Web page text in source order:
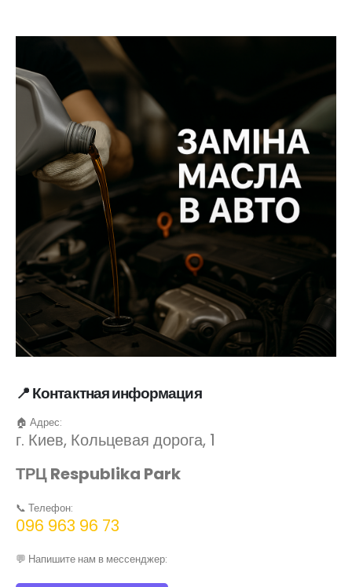
📍 Контактная информация
🏠 Адрес:
г. Киев, Кольцевая дорога, 1
ТРЦ Respublika Park
📞 Телефон:
096 963 96 73
💬 Напишите нам в мессенджер: